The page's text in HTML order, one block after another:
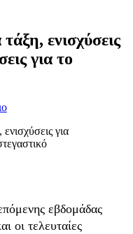
ενισχύσεις
για το
εβδομάδας
οι τελευταίες